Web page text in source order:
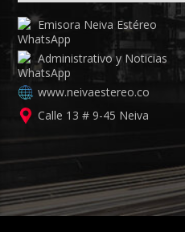
Emisora Neiva Estéreo
Administrativo y Noticias
www.neivaestereo.co
Calle 13 # 9-45 Neiva